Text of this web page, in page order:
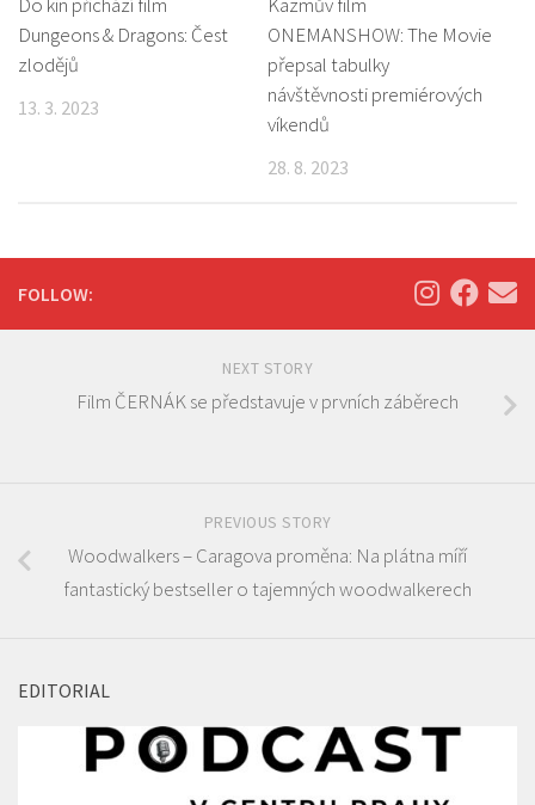
Dungeons & Dragons: Čest
zlodějů
13. 3. 2023
ONEMANSHOW: The Movie
přepsal tabulky
návštěvnosti premiérových
víkendů
28. 8. 2023
FOLLOW:
NEXT STORY
Film ČERNÁK se představuje v prvních záběrech
PREVIOUS STORY
Woodwalkers – Caragova proměna: Na plátna míří
fantastický bestseller o tajemných woodwalkerech
EDITORIAL